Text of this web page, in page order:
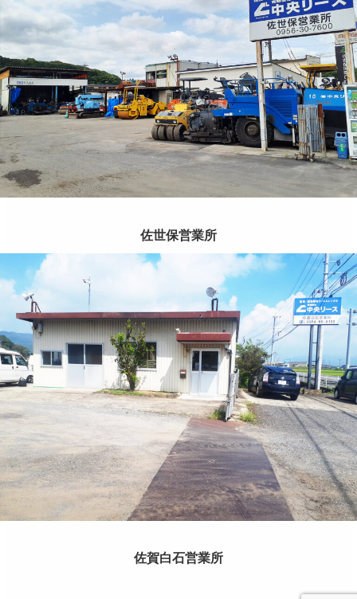
佐世保営業所
佐賀白石営業所